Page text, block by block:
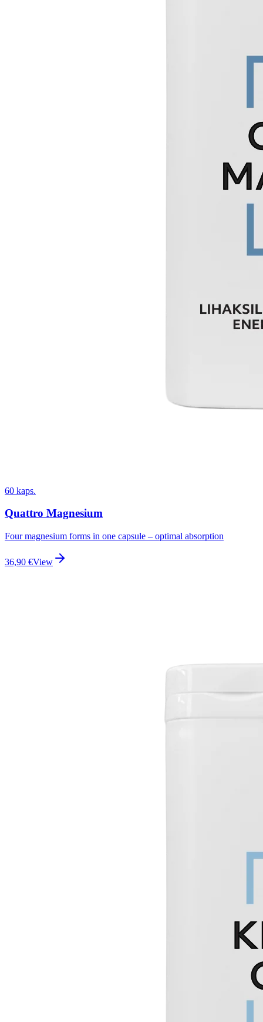
60 kaps.
Quattro Magnesium
Four magnesium forms in one capsule – optimal absorption
36,90 €View